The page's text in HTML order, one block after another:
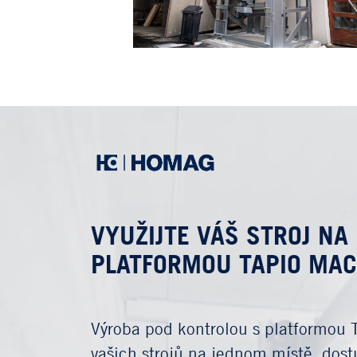
VYUŽIJTE VÁŠ STROJ
PLATFORMOU TAPIO
Výroba pod kontrolou s platformou